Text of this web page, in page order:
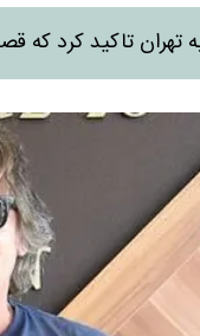
تاکید کرد که